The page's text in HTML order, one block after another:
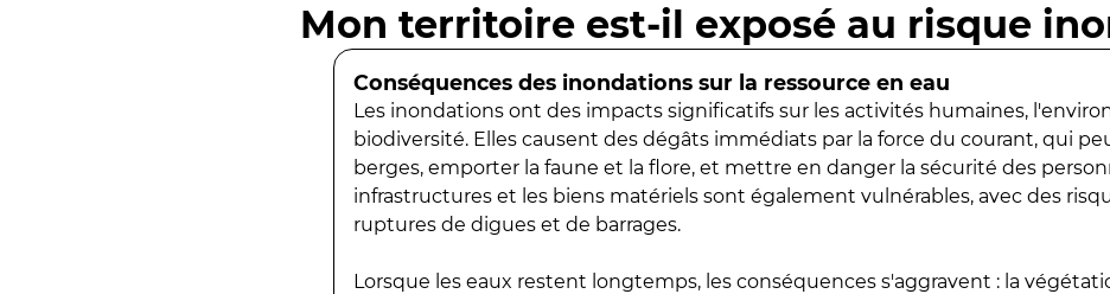
Mon territoire est-il exposé au risque
Conséquences des inondations sur la ressource en eau
Les inondations ont des impacts significatifs sur les activités humaines,
biodiversité. Elles causent des dégâts immédiats par la force du courant, qui
berges, emporter la faune et la flore, et mettre en danger la sécurité des
infrastructures et les biens matériels sont également vulnérables, avec des
ruptures de digues et de barrages.
Lorsque les eaux restent longtemps, les conséquences s'aggravent : la